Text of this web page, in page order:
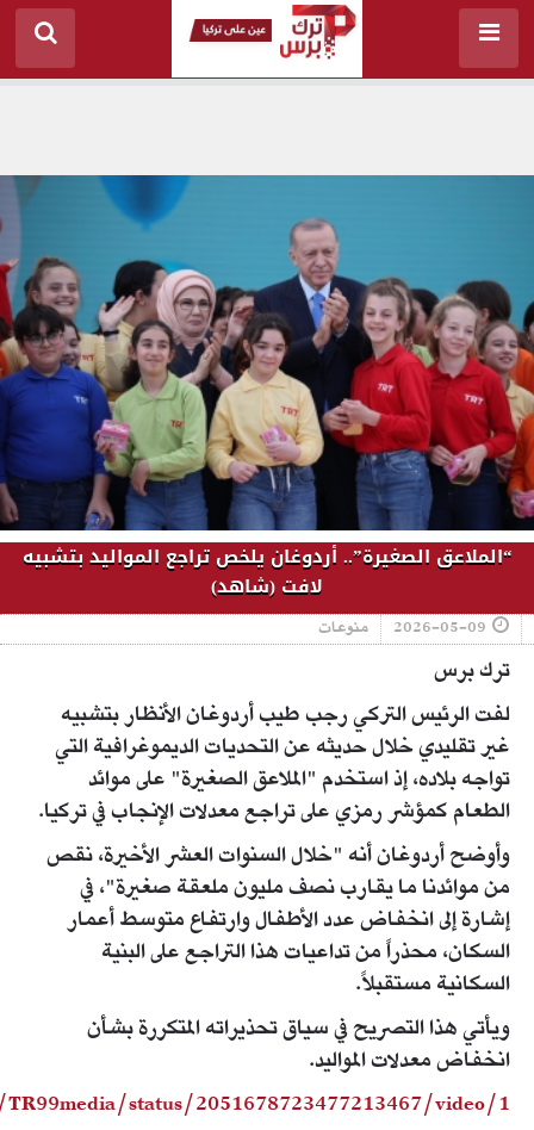
“الملاعق الصغيرة”.. أردوغان يلخص تراجع المواليد بتشبيه
لافت (شاهد)
2026-05-09 منوعات
ترك برس
لفت الرئيس التركي رجب طيب أردوغان الأنظار بتشبيه
غير تقليدي خلال حديثه عن التحديات الديموغرافية التي
تواجه بلاده، إذ استخدم "الملاعق الصغيرة" على موائد
الطعام كمؤشر رمزي على تراجع معدلات الإنجاب في تركيا.
وأوضح أردوغان أنه "خلال السنوات العشر الأخيرة، نقص
من موائدنا ما يقارب نصف مليون ملعقة صغيرة"، في
إشارة إلى انخفاض عدد الأطفال وارتفاع متوسط أعمار
السكان، محذراً من تداعيات هذا التراجع على البنية
السكانية مستقبلاً.
ويأتي هذا التصريح في سياق تحذيراته المتكررة بشأن
انخفاض معدلات المواليد.
status/2051678723477213467/video/1